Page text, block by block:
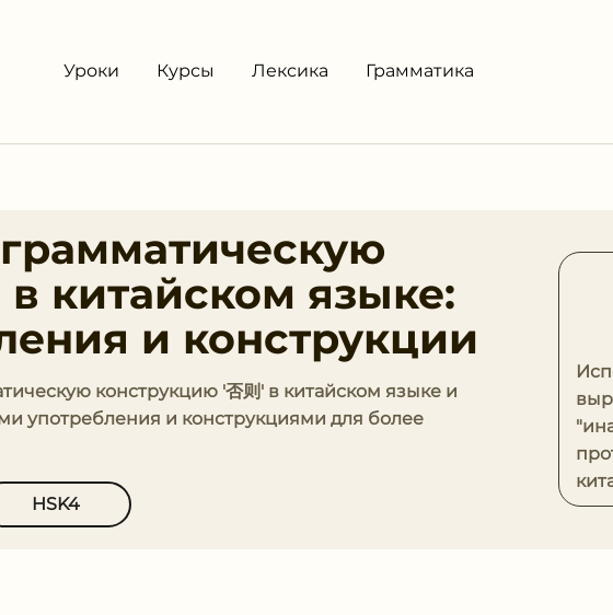
Уроки Курсы Лексика Грамматика
китайском языке:
и конструкции
конструкцию '否则' в китайском языке и
употребления и конструкциями для более
HSK4